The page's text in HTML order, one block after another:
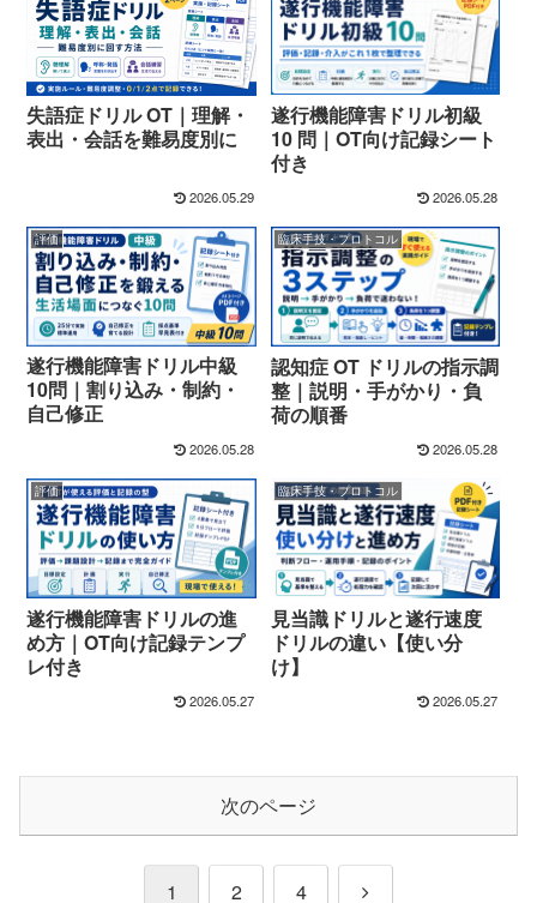
失語症ドリル OT｜理解・
表出・会話を難易度別に
2026.05.29
遂行機能障害ドリル初級
10 問｜OT向け記録シート
付き
2026.05.28
評価
遂行機能障害ドリル中級
10問｜割り込み・制約・
自己修正
2026.05.28
臨床手技・プロトコル
認知症 OT ドリルの指示調
整｜説明・手がかり・負
荷の順番
2026.05.28
評価
遂行機能障害ドリルの進
め方｜OT向け記録テンプ
レ付き
2026.05.27
臨床手技・プロトコル
見当識ドリルと遂行速度
ドリルの違い【使い分
け】
2026.05.27
次のページ
1 2 4 次